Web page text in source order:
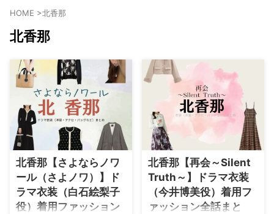
・有村架純
・
広瀬すず
・ 川口春奈
・石原さとみ
・広瀬アリス
・松本若菜
・ 永野芽郁
・
波瑠
・奈緒
高畑充希
・さとうほなみ
HOME >北香那
北香那
北香那【さよならノワ
ール（さよノワ）】ド
ラマ衣装（白石絵梨子
役）着用ファッション
北香那【再会～Silent
Truth～】ドラマ衣装
（今井博美役）着用フ
ァッション全話まと